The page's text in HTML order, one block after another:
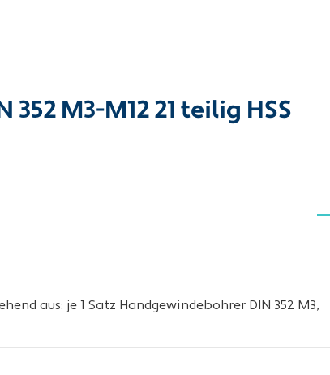
M3-M12 21 teilig HSS
aus: je 1 Satz Handgewindebohrer DIN 352 M3,